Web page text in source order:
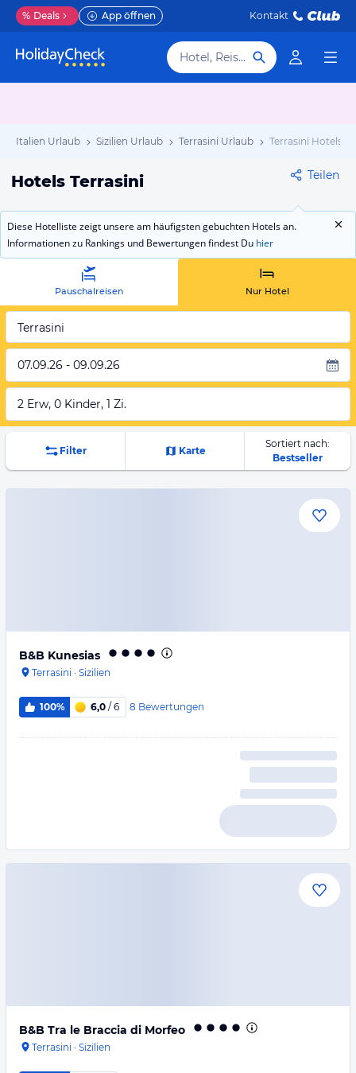
% Deals App öffnen Kontakt
Hotel, Reiseziel
Italien Urlaub Sizilien Urlaub Terrasini Urlaub Terrasini Hotels
Hotels Terrasini Teilen
Diese Hotelliste zeigt unsere am häufigsten gebuchten Hotels an.
Informationen zu Rankings und Bewertungen findest Du hier
Pauschalreisen Nur Hotel
Terrasini
07.09.26 - 09.09.26
2 Erw, 0 Kinder, 1 Zi.
Filter Karte
Sortiert nach:
Bestseller
B&B Kunesias
Terrasini · Sizilien
100% 6,0 / 6 8 Bewertungen
B&B Tra le Braccia di Morfeo
Terrasini · Sizilien